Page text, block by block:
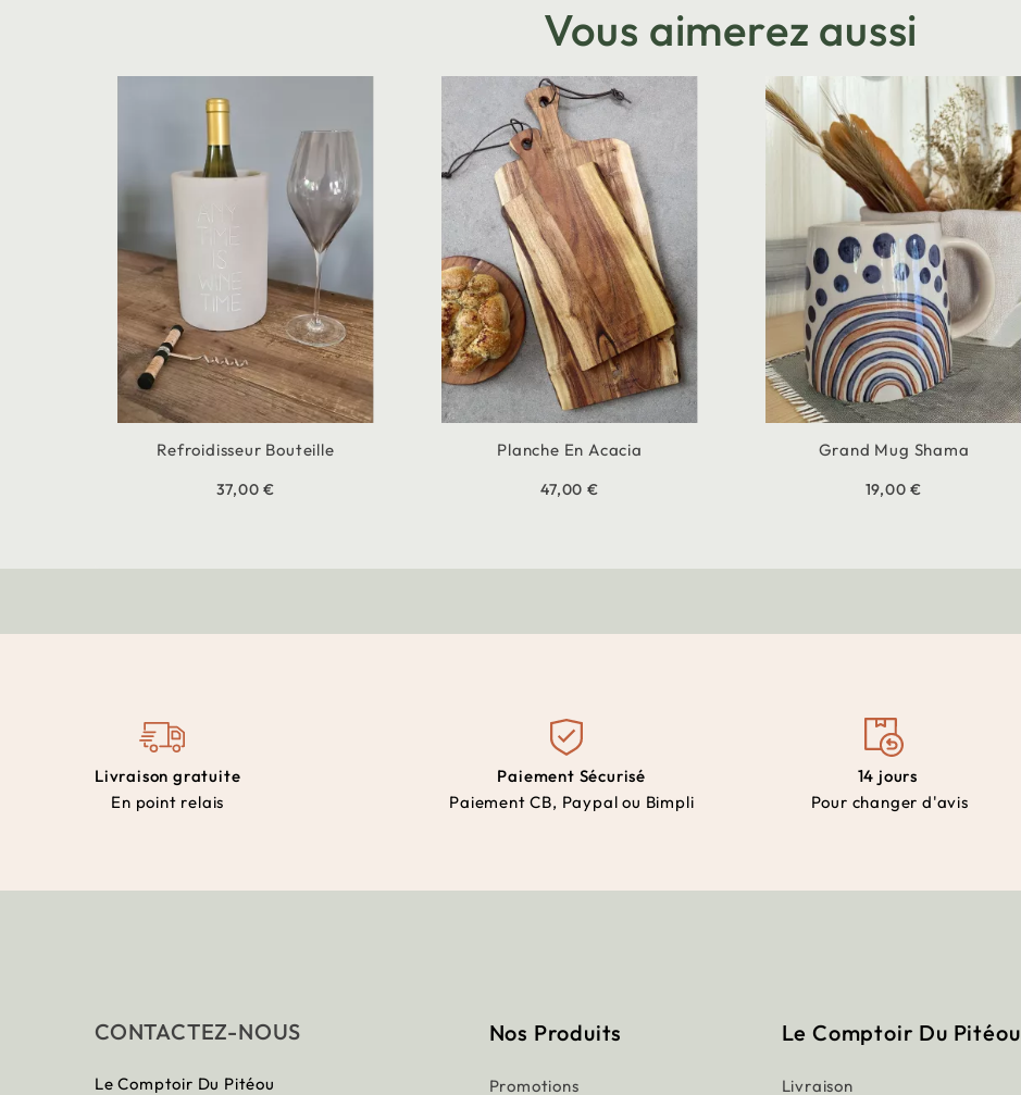
Vous aimerez aussi
Refroidisseur Bouteille
37,00 €
Planche En Acacia
47,00 €
Grand Mug Shama
19,00 €
Livraison gratuite
En point relais
Paiement Sécurisé
Paiement CB, Paypal ou Bimpli
14 jours
Pour changer d'avis
CONTACTEZ-NOUS
Le Comptoir Du Pitéou
Nos Produits
Promotions
Le Comptoir Du Pitéou
Livraison